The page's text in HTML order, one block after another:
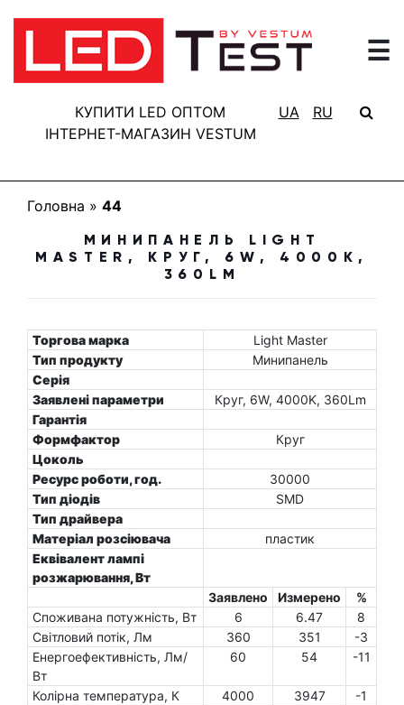
☰
КУПИТИ LED ОПТОМ
ІНТЕРНЕТ-МАГАЗИН VESTUM
UA RU
ГОЛОВНА
РЕЗУЛЬТАТИ
ТЕСТУВАННЯ
Головна » 44
МИНИПАНЕЛЬ LIGHT
MASTER, КРУГ, 6W, 4000K,
360LM
Торгова марка
Light Master
Тип продукту
Минипанель
Серія
Заявлені параметри
Круг, 6W, 4000K, 360Lm
Гарантія
Формфактор
Круг
Цоколь
Ресурс роботи, год.
30000
Тип діодів
SMD
Тип драйвера
Матеріал розсіювача
пластик
Еквівалент лампі
розжарювання, Вт
Заявлено
Измерено
%
Споживана потужність, Вт
6 6.47
8
Світловий потік, Лм
360 351
-3
Енергоефективність, Лм/
Вт
60 54 -11
Колірна температура, К 4000 3947
-1